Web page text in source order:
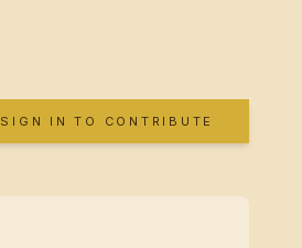
SIGN IN TO CONTRIBUTE